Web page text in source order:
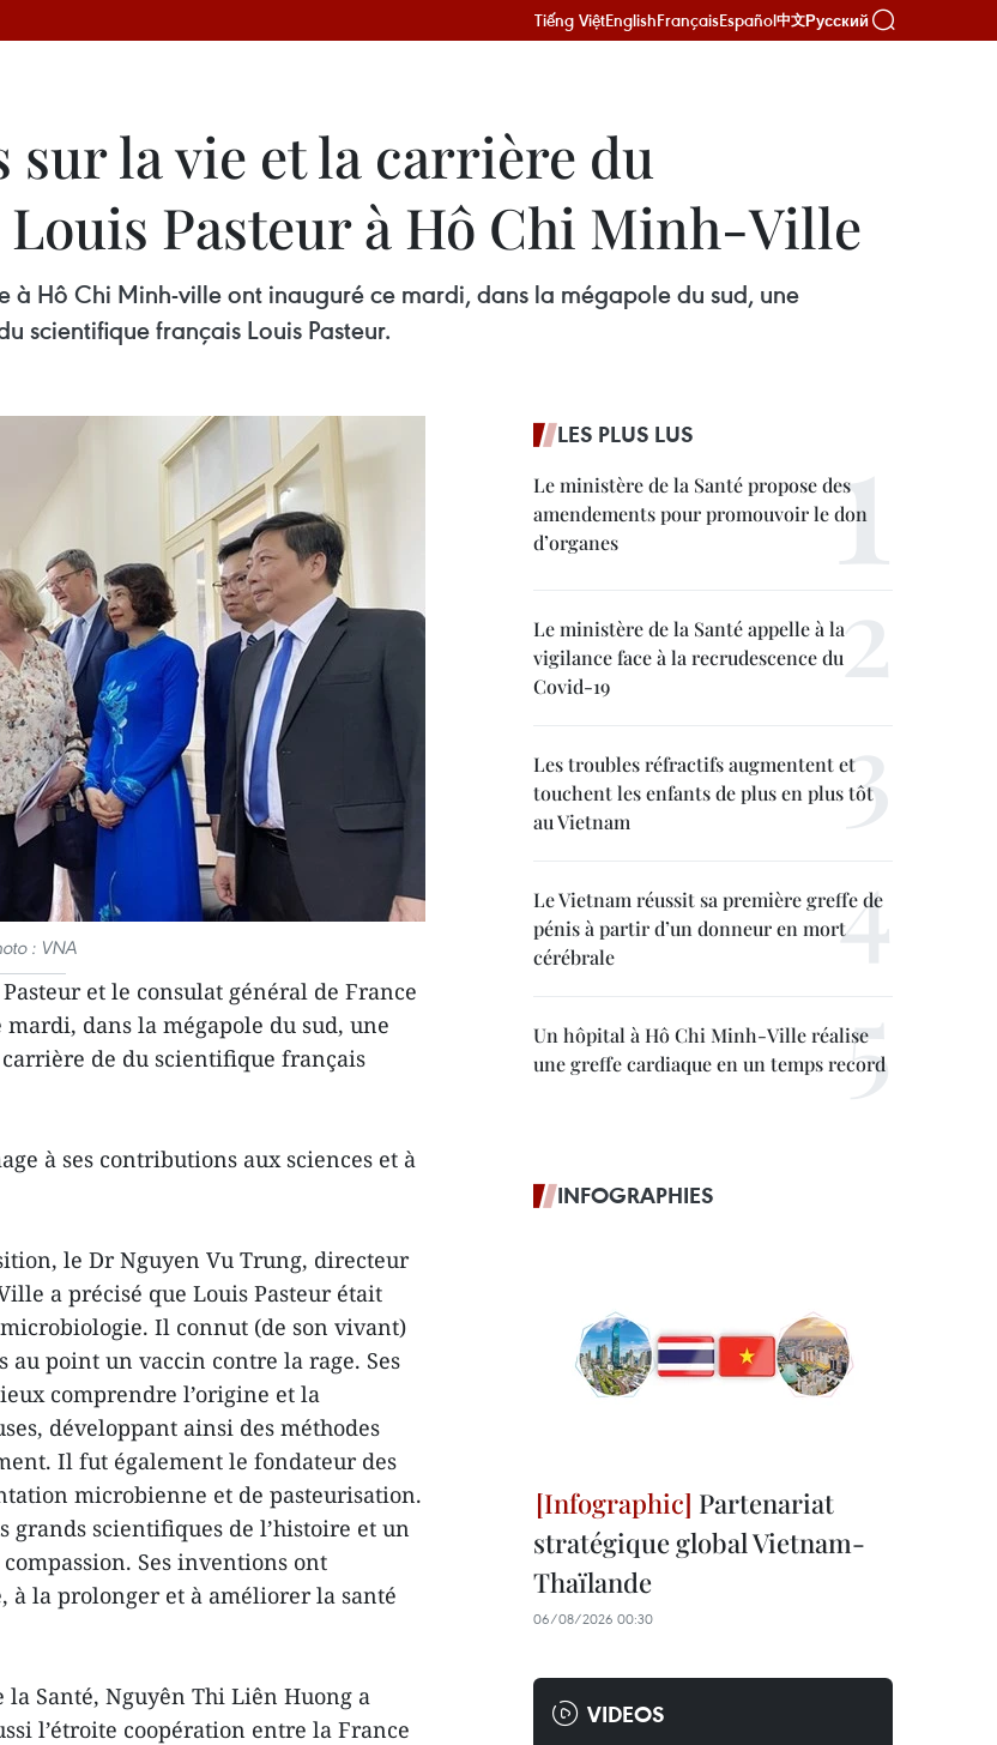
Tiếng ViệtEnglishFrançaisEspañol中文Русский
la vie et la carrière du
Pasteur à Hô Chi Minh-Ville
à Hô Chi Minh-ville ont inauguré ce mardi, dans la mégapole du sud, une
scientifique français Louis Pasteur.
: VNA
et le consulat général de France
dans la mégapole du sud, une
de du scientifique français
à ses contributions aux sciences et à
le Dr Nguyen Vu Trung, directeur
a précisé que Louis Pasteur était
Il connut (de son vivant)
point un vaccin contre la rage. Ses
comprendre l’origine et la
développant ainsi des méthodes
Il fut également le fondateur des
microbienne et de pasteurisation.
grands scientifiques de l’histoire et un
Ses inventions ont
la prolonger et à améliorer la santé
Santé, Nguyên Thi Liên Huong a
l’étroite coopération entre la France
LES PLUS LUS
Le ministère de la Santé propose des
amendements pour promouvoir le don
d’organes
Le ministère de la Santé appelle à la
vigilance face à la recrudescence du
Covid-19
Les troubles réfractifs augmentent et
touchent les enfants de plus en plus tôt
au Vietnam
Le Vietnam réussit sa première greffe de
pénis à partir d’un donneur en mort
cérébrale
Un hôpital à Hô Chi Minh-Ville réalise
une greffe cardiaque en un temps record
INFOGRAPHIES
Partenariat
stratégique global Vietnam-
Thaïlande
06/08/2026 00:30
VIDEOS